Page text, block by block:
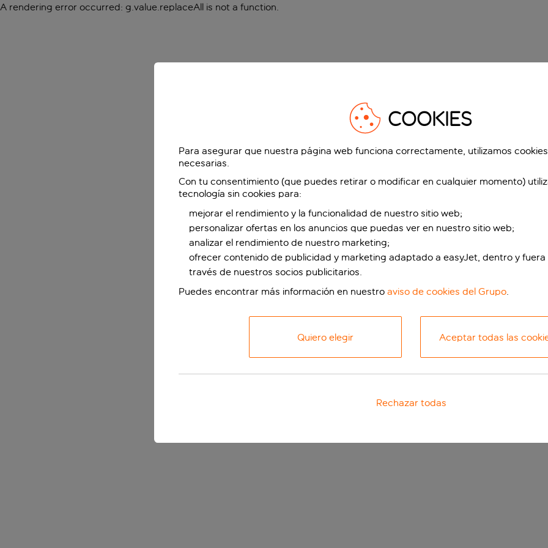
A rendering error occurred: g.value.replaceAll is not a function.
COOKIES
Para asegurar que nuestra página web funciona correctamente, utilizamos
necesarias.
Con tu consentimiento (que puedes retirar o modificar en cualquier momento)
tecnología sin cookies para:
mejorar el rendimiento y la funcionalidad de nuestro sitio web;
personalizar ofertas en los anuncios que puedas ver en nuestro sitio web;
analizar el rendimiento de nuestro marketing;
ofrecer contenido de publicidad y marketing adaptado a easyJet, dentro y
través de nuestros socios publicitarios.
Puedes encontrar más información en nuestro aviso de cookies del Grupo.
Quiero elegir Aceptar todas las
Rechazar todas